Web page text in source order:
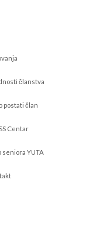
članstva
postati član
Centar
seniora YUTA